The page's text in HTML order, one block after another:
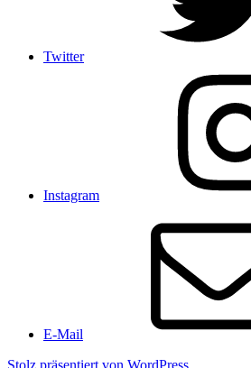
Twitter
Instagram
E-Mail
Stolz präsentiert von WordPress